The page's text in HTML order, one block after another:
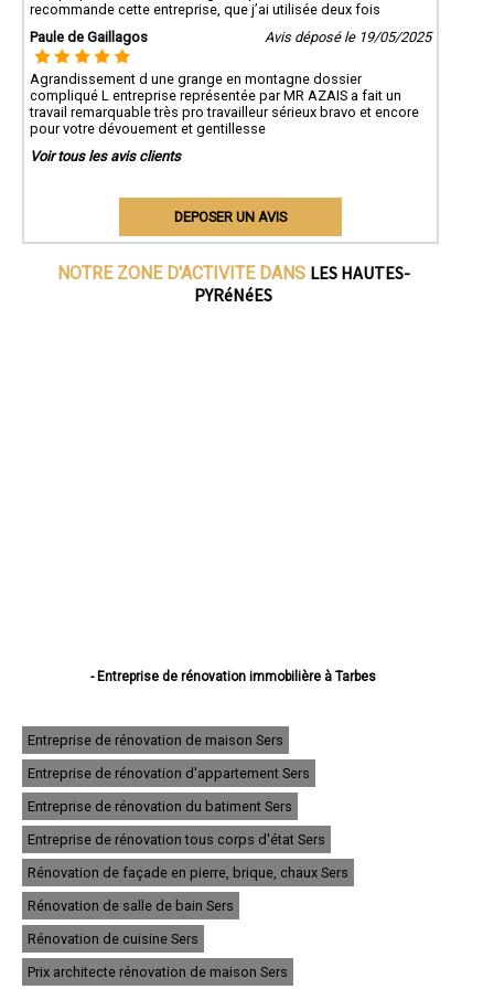
recommande cette entreprise, que j’ai utilisée deux fois
Paule de Gaillagos
Avis déposé le 19/05/2025
Agrandissement d une grange en montagne dossier
compliqué L entreprise représentée par MR AZAIS a fait un
travail remarquable très pro travailleur sérieux bravo et encore
pour votre dévouement et gentillesse
Voir tous les avis clients
DEPOSER UN AVIS
NOTRE ZONE D'ACTIVITE DANS LES HAUTES-
PYRéNéES
- Entreprise de rénovation immobilière à Tarbes
- Entreprise de rénovation immobilière à Aureilhan
- Entreprise de rénovation immobilière à Lannemezan
- Entreprise de rénovation immobilière à Vic-en-Bigorre
- Entreprise de rénovation immobilière à Séméac
- Entreprise de rénovation immobilière à Bordères-sur-l'Échez
- Entreprise de rénovation immobilière à Juillan
- Entreprise de rénovation immobilière à Barbazan-Debat
- Entreprise de rénovation immobilière à Argelès-Gazost
- Entreprise de rénovation immobilière à Odos
- Entreprise de rénovation immobilière à Soues
- Entreprise de rénovation immobilière à Ibos
- Entreprise de rénovation immobilière à Maubourguet
- Entreprise de rénovation immobilière à Ossun
Entreprise de rénovation de maison Sers
Entreprise de rénovation d'appartement Sers
Entreprise de rénovation du batiment Sers
Entreprise de rénovation tous corps d'état Sers
Rénovation de façade en pierre, brique, chaux Sers
Rénovation de salle de bain Sers
Rénovation de cuisine Sers
Prix architecte rénovation de maison Sers